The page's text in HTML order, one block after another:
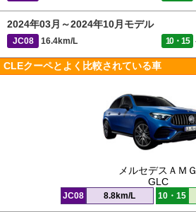
2024年03月～2024年10月モデル
JC08 16.4km/L 10・15
CLEクーペとよく比較されている車
メルセデスＡＭＧ
GLC
JC08 8.8km/L 10・15